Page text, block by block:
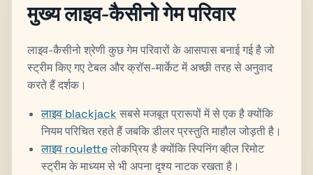
मुख्य लाइव-कैसीनो गेम परिवार
लाइव-कैसीनो श्रेणी कुछ गेम परिवारों के आसपास बनाई गई है जो
स्ट्रीम किए गए टेबल और क्रॉस-मार्केट में अच्छी तरह से अनुवाद
करते हैं दर्शक।
लाइव blackjack सबसे मजबूत प्रारूपों में से एक है क्योंकि
नियम परिचित रहते हैं जबकि डीलर प्रस्तुति माहौल जोड़ती है।
लाइव rouletteलोकप्रिय है क्योंकि स्पिनिंग व्हील रिमोट
स्ट्रीम के माध्यम से भी अपना दृश्य नाटक रखता है।